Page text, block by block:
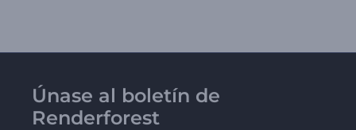
Únase al boletín de
Renderforest